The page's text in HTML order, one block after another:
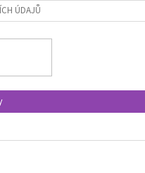
ÚDAJŮ